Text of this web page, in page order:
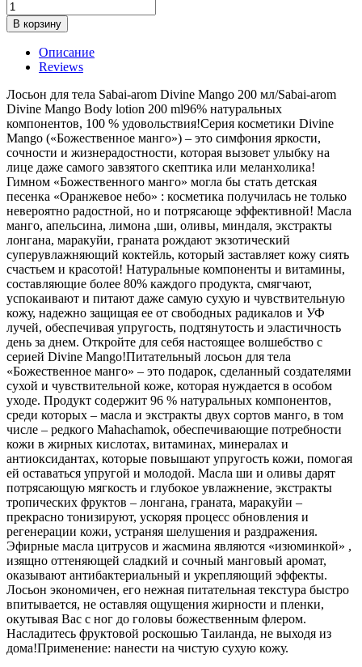
В корзину
Описание
Reviews
Лосьон для тела Sabai-arom Divine Mango 200 мл/Sabai-arom
Divine Mango Body lotion 200 ml96% натуральных
компонентов, 100 % удовольствия!Серия косметики Divine
Mango («Божественное манго») – это симфония яркости,
сочности и жизнерадостности, которая вызовет улыбку на
лице даже самого завзятого скептика или меланхолика!
Гимном «Божественного манго» могла бы стать детская
песенка «Оранжевое небо» : косметика получилась не только
невероятно радостной, но и потрясающе эффективной! Масла
манго, апельсина, лимона ,ши, оливы, миндаля, экстракты
лонгана, маракуйи, граната рождают экзотический
суперувлажняющий коктейль, который заставляет кожу сиять
счастьем и красотой! Натуральные компоненты и витамины,
составляющие более 80% каждого продукта, смягчают,
успокаивают и питают даже самую сухую и чувствительную
кожу, надежно защищая ее от свободных радикалов и УФ
лучей, обеспечивая упругость, подтянутость и эластичность
день за днем. Откройте для себя настоящее волшебство с
серией Divine Mango!Питательный лосьон для тела
«Божественное манго» – это подарок, сделанный создателями
сухой и чувствительной коже, которая нуждается в особом
уходе. Продукт содержит 96 % натуральных компонентов,
среди которых – масла и экстракты двух сортов манго, в том
числе – редкого Mahachamok, обеспечивающие потребности
кожи в жирных кислотах, витаминах, минералах и
антиоксидантах, которые повышают упругость кожи, помогая
ей оставаться упругой и молодой. Масла ши и оливы дарят
потрясающую мягкость и глубокое увлажнение, экстракты
тропических фруктов – лонгана, граната, маракуйи –
прекрасно тонизируют, ускоряя процесс обновления и
регенерации кожи, устраняя шелушения и раздражения.
Эфирные масла цитрусов и жасмина являются «изюминкой» ,
изящно оттеняющей сладкий и сочный манговый аромат,
оказывают антибактериальный и укрепляющий эффекты.
Лосьон экономичен, его нежная питательная текстура быстро
впитывается, не оставляя ощущения жирности и пленки,
окутывая Вас с ног до головы божественным флером.
Насладитесь фруктовой роскошью Таиланда, не выходя из
дома!Применение: нанести на чистую сухую кожу.